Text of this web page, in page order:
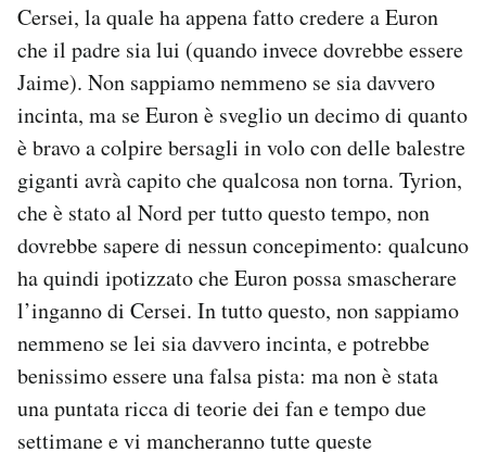
Cersei, la quale ha appena fatto credere a Euron
che il padre sia lui (quando invece dovrebbe essere
Jaime). Non sappiamo nemmeno se sia davvero
incinta, ma se Euron è sveglio un decimo di quanto
è bravo a colpire bersagli in volo con delle balestre
giganti avrà capito che qualcosa non torna. Tyrion,
che è stato al Nord per tutto questo tempo, non
dovrebbe sapere di nessun concepimento: qualcuno
ha quindi ipotizzato che Euron possa smascherare
l’inganno di Cersei. In tutto questo, non sappiamo
nemmeno se lei sia davvero incinta, e potrebbe
benissimo essere una falsa pista: ma non è stata
una puntata ricca di teorie dei fan e tempo due
settimane e vi mancheranno tutte queste